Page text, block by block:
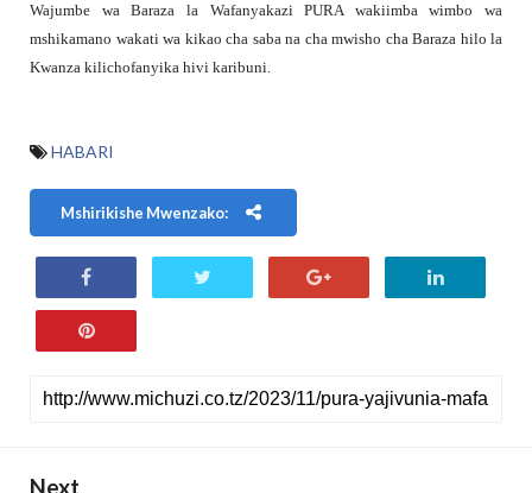
Wajumbe wa Baraza la Wafanyakazi PURA wakiimba wimbo wa
mshikamano wakati wa kikao cha saba na cha mwisho cha Baraza hilo la
Kwanza kilichofanyika hivi karibuni.
HABARI
Mshirikishe Mwenzako:
Next